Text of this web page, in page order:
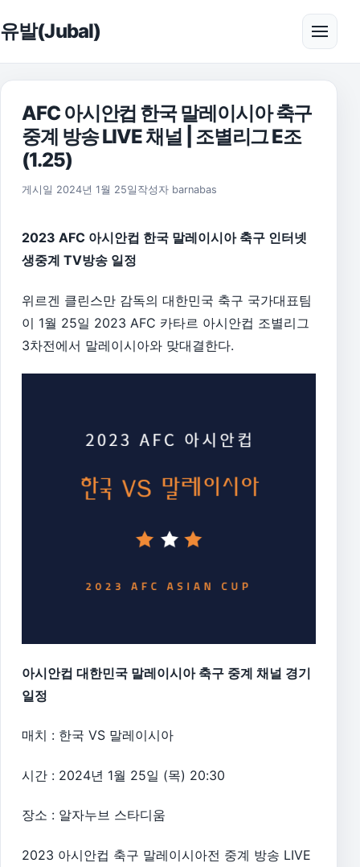
유발(Jubal) 메뉴
AFC 아시안컵 한국 말레이시아 축구
중계 방송 LIVE 채널 | 조별리그 E조
(1.25)
게시일 2024년 1월 25일 2026년 8월 1일
작성자 barnabas
2023 AFC 아시안컵 한국 말레이시아 축구 인터넷
생중계 TV방송 일정
위르겐 클린스만 감독의 대한민국 축구 국가대표팀
이 1월 25일 2023 AFC 카타르 아시안컵 조별리그
3차전에서 말레이시아와 맞대결한다.
아시안컵 대한민국 말레이시아 축구 중계 채널 경기
일정
매치 : 한국 VS 말레이시아
시간 : 2024년 1월 25일 (목) 20:30
장소 : 알자누브 스타디움
2023 아시안컵 축구 말레이시아전 중계 방송 LIVE